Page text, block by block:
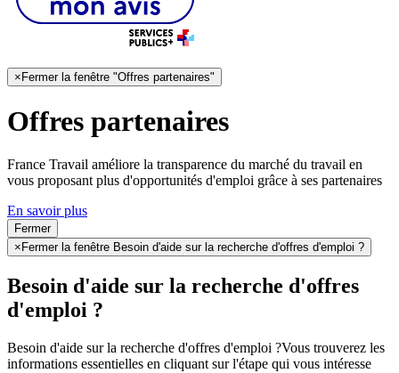
×Fermer la fenêtre "Offres partenaires"
Offres partenaires
France Travail améliore la transparence du marché du travail en
vous proposant plus d'opportunités d'emploi grâce à ses partenaires
En savoir plus
Fermer
× Fermer la fenêtre Besoin d'aide sur la recherche d'offres d'emploi ?
Besoin d'aide sur la recherche d'offres
d'emploi ?
Besoin d'aide sur la recherche d'offres d'emploi ?Vous trouverez les
informations essentielles en cliquant sur l'étape qui vous intéresse